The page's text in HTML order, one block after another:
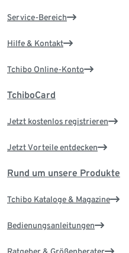
Service-Bereich
Hilfe & Kontakt
Tchibo Online-Konto
TchiboCard
Jetzt kostenlos registrieren
Jetzt Vorteile entdecken
Rund um unsere Produkte
Tchibo Kataloge & Magazine
Bedienungsanleitungen